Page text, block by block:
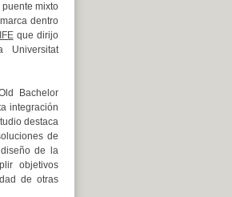
mixto
dentro
que dirijo
Universitat
Bachelor
integración
destaca
de
de la
objetivos
de otras